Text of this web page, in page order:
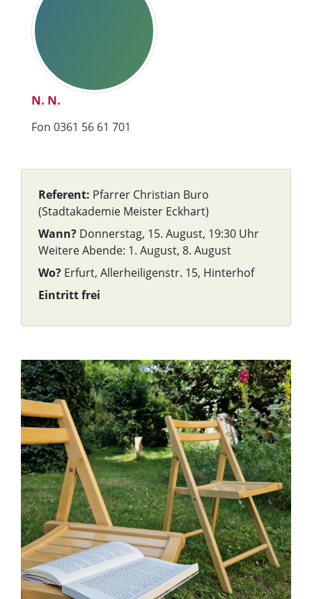
N. N.
Fon 0361 56 61 701
Referent: Pfarrer Christian Buro
(Stadtakademie Meister Eckhart)
Wann? Donnerstag, 15. August, 19:30 Uhr
Weitere Abende: 1. August, 8. August
Wo? Erfurt, Allerheiligenstr. 15, Hinterhof
Eintritt frei